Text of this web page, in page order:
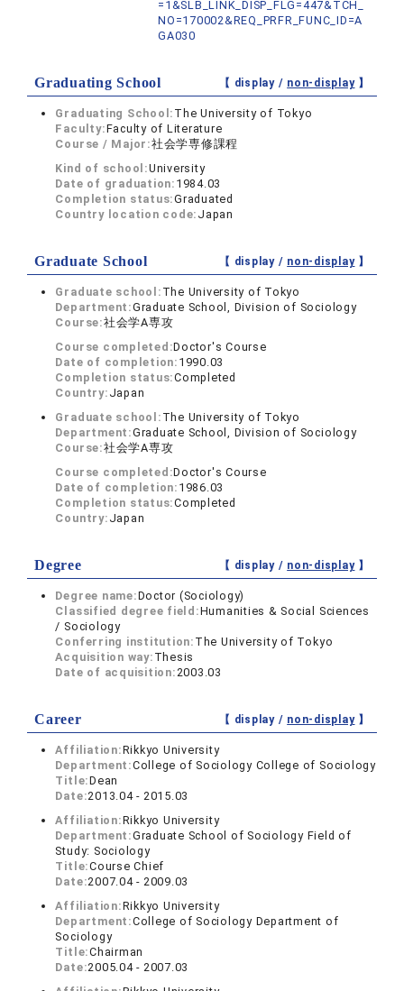
=1&SLB_LINK_DISP_FLG=447&TCH_
NO=170002&REQ_PRFR_FUNC_ID=A
GA030
Graduating School 【 display / non-display】
Graduating School: The University of Tokyo
Faculty:Faculty of Literature
Course / Major:社会学専修課程
Kind of school:University
Date of graduation: 1984.03
Completion status:Graduated
Country location code: Japan
Graduate School 【 display / non-display】
Graduate school: The University of Tokyo
Department:Graduate School, Division of Sociology
Course:社会学A専攻
Course completed:Doctor's Course
Date of completion: 1990.03
Completion status:Completed
Country: Japan
Graduate school: The University of Tokyo
Department:Graduate School, Division of Sociology
Course:社会学A専攻
Course completed:Doctor's Course
Date of completion: 1986.03
Completion status:Completed
Country: Japan
Degree 【 display / non-display】
Degree name:Doctor (Sociology)
Classified degree field:Humanities & Social Sciences
/ Sociology
Conferring institution: The University of Tokyo
Acquisition way: Thesis
Date of acquisition:2003.03
Career 【 display / non-display】
Affiliation:Rikkyo University
Department:College of Sociology College of Sociology
Title:Dean
Date:2013.04 - 2015.03
Affiliation:Rikkyo University
Department:Graduate School of Sociology Field of
Study: Sociology
Title:Course Chief
Date:2007.04 - 2009.03
Affiliation:Rikkyo University
Department:College of Sociology Department of
Sociology
Title:Chairman
Date:2005.04 - 2007.03